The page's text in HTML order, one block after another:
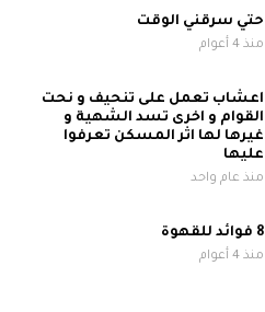
حتي سرقني الوقت
منذ 4 أعوام
اعشاب تعمل على تنحيف و نحت
القوام و اخرى تسد الشهية و
غيرها لها اثر المسكن تعرفوا
عليها
منذ عام واحد
8 فوائد للقهوة
منذ 4 أعوام